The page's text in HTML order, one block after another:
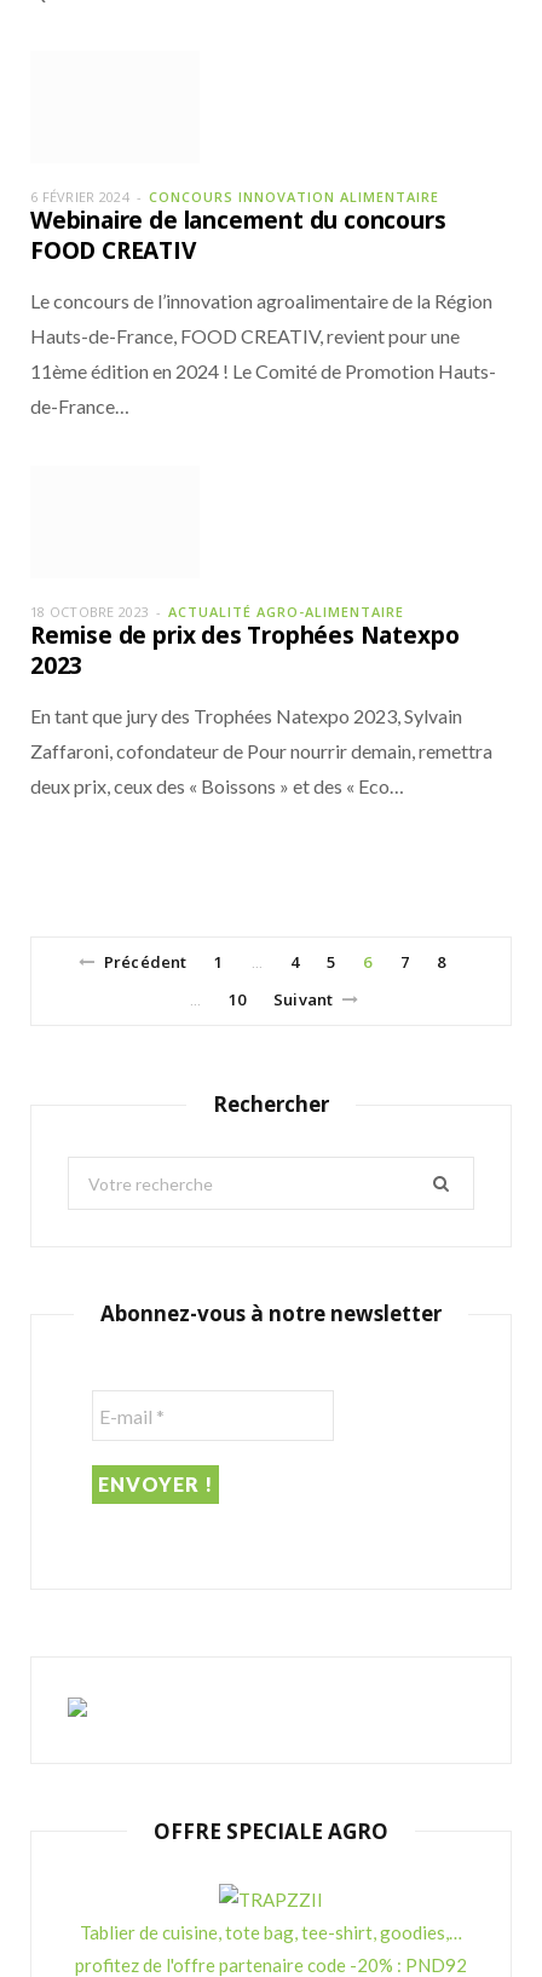
6 FÉVRIER 2024 CONCOURS INNOVATION ALIMENTAIRE
Webinaire de lancement du concours
FOOD CREATIV
Le concours de l’innovation agroalimentaire de la Région
Hauts-de-France, FOOD CREATIV, revient pour une
11ème édition en 2024 ! Le Comité de Promotion Hauts-
de-France…
18 OCTOBRE 2023 ACTUALITÉ AGRO-ALIMENTAIRE
Remise de prix des Trophées Natexpo
2023
En tant que jury des Trophées Natexpo 2023, Sylvain
Zaffaroni, cofondateur de Pour nourrir demain, remettra
deux prix, ceux des « Boissons » et des « Eco…
Précédent 1 … 4 5 6 7 8
… 10 Suivant
Rechercher
Abonnez-vous à notre newsletter
OFFRE SPECIALE AGRO
Tablier de cuisine, tote bag, tee-shirt, goodies,…
profitez de l'offre partenaire code -20% : PND92